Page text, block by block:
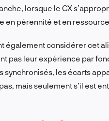
lorsque le CX
en pérennité et en
également considérer cet
pas leur expérience par
synchronisés, les écarts
mais seulement s’il est